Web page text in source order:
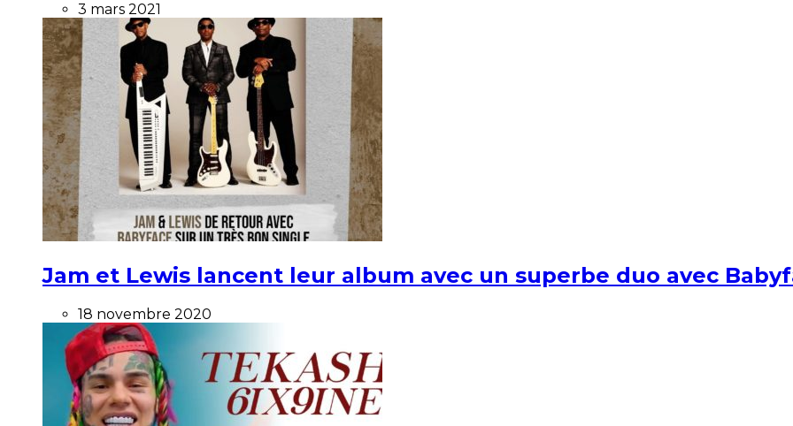
3 mars 2021
Jam et Lewis lancent leur album avec un superbe duo avec
18 novembre 2020